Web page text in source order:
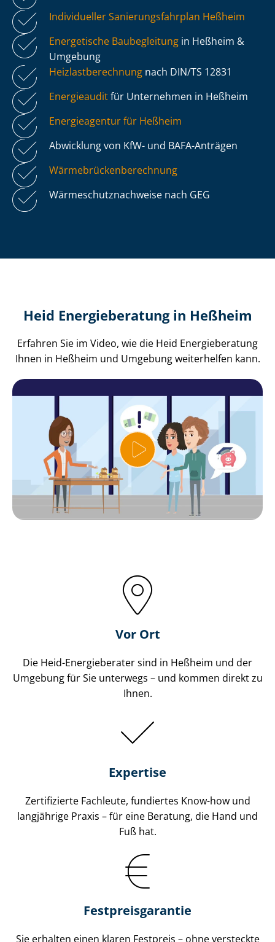
Individueller Sa­nie­rungs­fahr­plan Heßheim
Energetische Baubegleitung in Heßheim &
Umgebung
Heiz­last­be­rech­nung nach DIN/TS 12831
Energieauditfür Unternehmen in Heßheim
Energieagentur für Heßheim
Abwicklung von KfW- und BAFA-Anträgen
Wär­me­brü­cken­be­rech­nung
Wär­me­schutz­nach­wei­se nach GEG
Heid Energieberatung in Heßheim
Erfahren Sie im Video, wie die Heid Energieberatung
Ihnen in Heßheim und Umgebung weiterhelfen kann.
Vor Ort
Die Heid-Energieberater sind in Heßheim und der
Umgebung für Sie unterwegs – und kommen direkt zu
Ihnen.
Expertise
Zertifizierte Fachleute, fundiertes Know-how und
langjährige Praxis – für eine Beratung, die Hand und
Fuß hat.
Fest­preis­ga­ran­tie
Sie erhalten einen klaren Festpreis – ohne versteckte